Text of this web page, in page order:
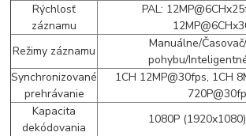
Rýchlosť
záznamu
PAL:
Režimy záznamu
Manuálne/
pohybu/
Synchronizované
prehrávanie
1CH 12MP@30fps, 1CH
Kapacita
dekódovania
1080P